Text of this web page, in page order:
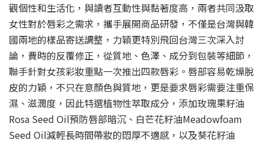
觀個性和生活化，與讀者互動性與黏著度高，兩者共同汲取
女性對於唇彩之需求，攜手展開商品研發，不僅是台灣與韓
國兩地的樣品寄送調整，力穎更特別飛回台灣三次深入討
論，費時的反覆修正，從質地、色澤、成分到包裝等細節，
聯手針對女孩彩妝重點一次推出四款唇彩。唇部容易乾燥脫
皮的力穎，不只在意顏色與質地，更是要求唇彩需要注重保
濕、滋潤度，因此特選植物性萃取成分，添加玫瑰果籽油
Rosa Seed Oil預防唇部暗沉、白芒花籽油Meadowfoam
Seed Oil減輕長時間帶妝的悶厚不適感，以及葵花籽油